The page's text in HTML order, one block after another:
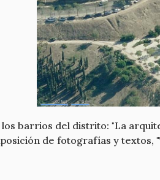
barrios del distrito: "La
de fotografías y textos,